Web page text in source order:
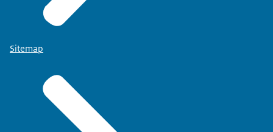
Sitemap